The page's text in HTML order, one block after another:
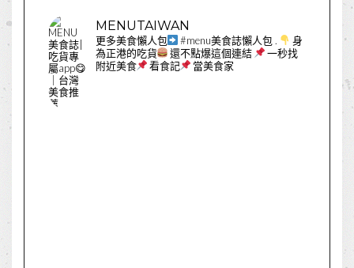
MENUTAIWAN
更多美食懶人包 #menu美食誌懶人包 .
身
為正港的吃貨
還不點爆這個連結
一秒找
附近美食
看食記 當美食家